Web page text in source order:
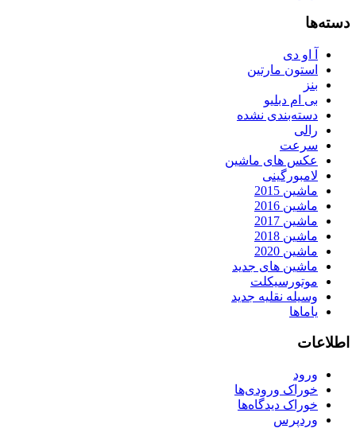
دسته‌ها
آ او دی
استون مارتین
بنز
بی ام دبلیو
دسته‌بندی نشده
رالی
سرعت
عکس های ماشین
لامبورگینی
ماشین 2015
ماشین 2016
ماشین 2017
ماشین 2018
ماشین 2020
ماشین های جدید
موتورسیکلت
وسیله نقلیه جدید
یاماها
اطلاعات
ورود
خوراک ورودی‌ها
خوراک دیدگاه‌ها
وردپرس